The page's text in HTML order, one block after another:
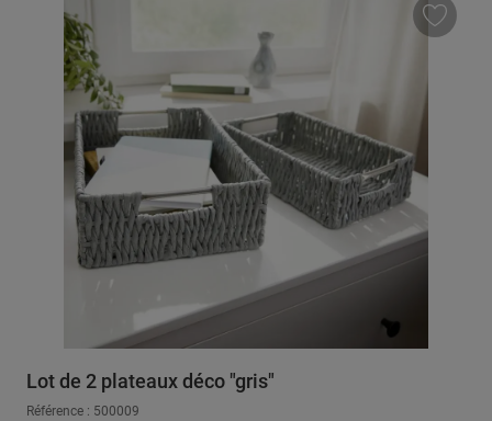
Lot de 2 plateaux déco "gris"
Référence : 500009